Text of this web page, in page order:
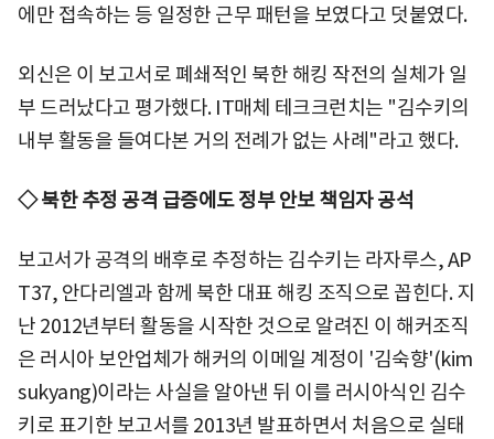
에만 접속하는 등 일정한 근무 패턴을 보였다고 덧붙였다.
외신은 이 보고서로 폐쇄적인 북한 해킹 작전의 실체가 일
부 드러났다고 평가했다. IT매체 테크크런치는 "김수키의
내부 활동을 들여다본 거의 전례가 없는 사례"라고 했다.
◇ 북한 추정 공격 급증에도 정부 안보 책임자 공석
보고서가 공격의 배후로 추정하는 김수키는 라자루스, AP
T37, 안다리엘과 함께 북한 대표 해킹 조직으로 꼽힌다. 지
난 2012년부터 활동을 시작한 것으로 알려진 이 해커조직
은 러시아 보안업체가 해커의 이메일 계정이 '김숙향'(kim
sukyang)이라는 사실을 알아낸 뒤 이를 러시아식인 김수
키로 표기한 보고서를 2013년 발표하면서 처음으로 실태